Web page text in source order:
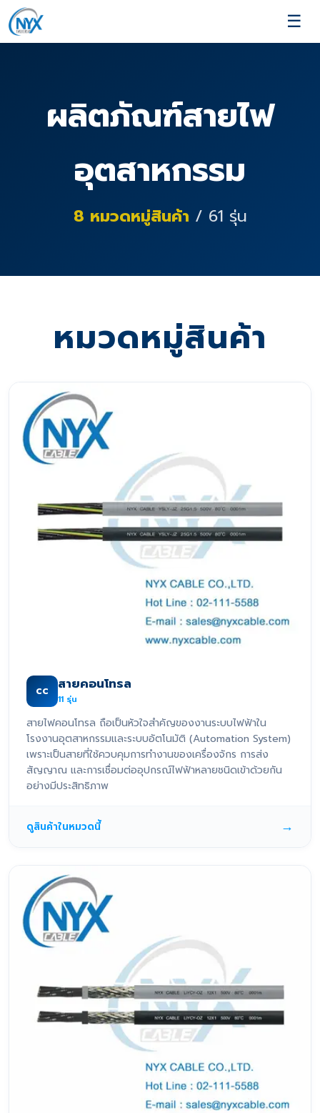
☰
ผลิตภัณฑ์สายไฟ
อุตสาหกรรม
8 หมวดหมู่สินค้า / 61 รุ่น
หมวดหมู่สินค้า
CC สายคอนโทรล
11 รุ่น
สายไฟคอนโทรล ถือเป็นหัวใจสำคัญของงานระบบไฟฟ้าใน
โรงงานอุตสาหกรรมและระบบอัตโนมัติ (Automation System)
เพราะเป็นสายที่ใช้ควบคุมการทำงานของเครื่องจักร การส่ง
สัญญาณ และการเชื่อมต่ออุปกรณ์ไฟฟ้าหลายชนิดเข้าด้วยกัน
อย่างมีประสิทธิภาพ
ดูสินค้าในหมวดนี้ →